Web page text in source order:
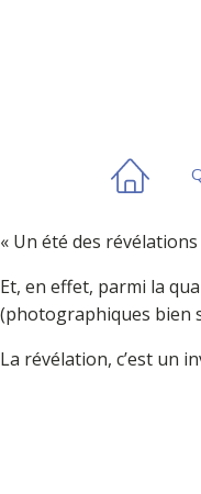
« Un été des révélations
Et, en effet, parmi la
(photographiques bien
La révélation, c’est un